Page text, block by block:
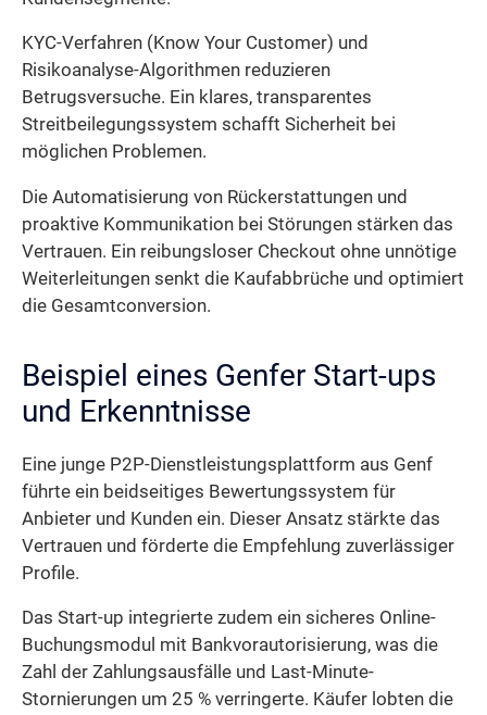
KYC-Verfahren (Know Your Customer) und
Risikoanalyse-Algorithmen reduzieren
Betrugsversuche. Ein klares, transparentes
Streitbeilegungssystem schafft Sicherheit bei
möglichen Problemen.
Die Automatisierung von Rückerstattungen und
proaktive Kommunikation bei Störungen stärken das
Vertrauen. Ein reibungsloser Checkout ohne unnötige
Weiterleitungen senkt die Kaufabbrüche und optimiert
die Gesamtconversion.
Beispiel eines Genfer Start-ups
und Erkenntnisse
Eine junge P2P-Dienstleistungsplattform aus Genf
führte ein beidseitiges Bewertungssystem für
Anbieter und Kunden ein. Dieser Ansatz stärkte das
Vertrauen und förderte die Empfehlung zuverlässiger
Profile.
Das Start-up integrierte zudem ein sicheres Online-
Buchungsmodul mit Bankvorautorisierung, was die
Zahl der Zahlungsausfälle und Last-Minute-
Stornierungen um 25 % verringerte. Käufer lobten die